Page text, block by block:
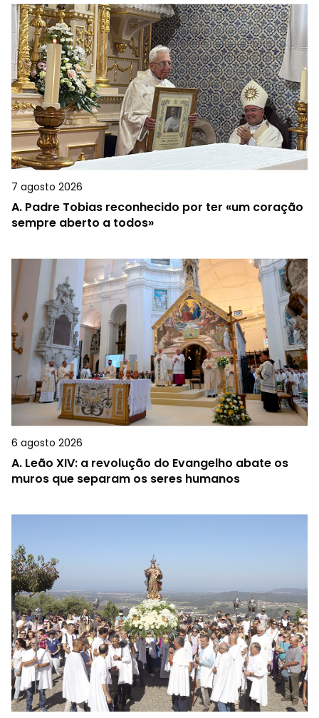
7 agosto 2026
A. Padre Tobias reconhecido por ter «um coração
sempre aberto a todos»
6 agosto 2026
A. Leão XIV: a revolução do Evangelho abate os
muros que separam os seres humanos